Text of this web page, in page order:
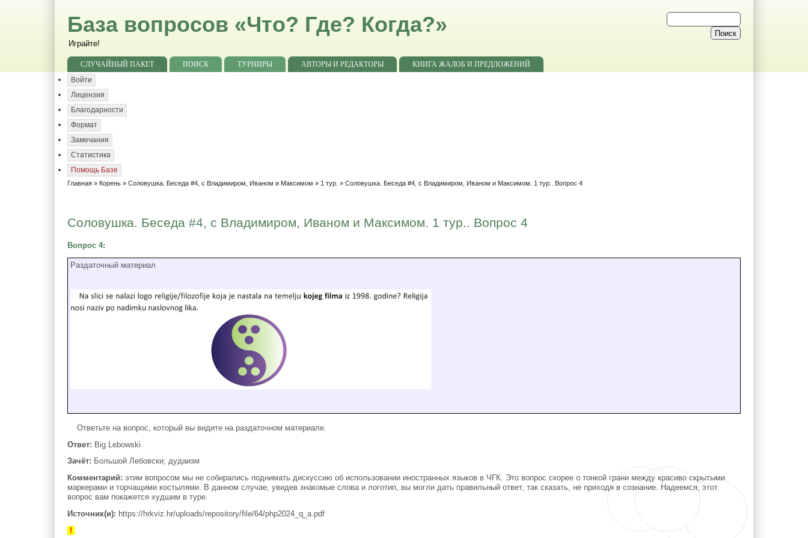
База вопросов «Что? Где? Когда?»
Играйте!
СЛУЧАЙНЫЙ ПАКЕТ ПОИСК ТУРНИРЫ АВТОРЫ И РЕДАКТОРЫ
КНИГА ЖАЛОБ И ПРЕДЛОЖЕНИЙ
Войти
Лицензия
Благодарности
Формат
Замечания
Статистика
Помощь Базе
Главная » Корень »Соловушка. Беседа #4, с Владимиром, Иваном и Максимом » 1 тур. » Соловушка. Беседа #4, с Владимиром, Иваном и Максимом. 1 тур.. Вопрос 4
Соловушка. Беседа #4, с Владимиром, Иваном и Максимом. 1 тур.. Вопрос 4
Вопрос 4:
Раздаточный материал
Ответьте на вопрос, который вы видите на раздаточном материале.
Ответ: Big Lebowski
Зачёт: Большой Лебовски; дудаизм
Комментарий: этим вопросом мы не собирались поднимать дискуссию об использовании иностранных языков в ЧГК. Это вопрос скорее о тонкой грани между красиво скрытыми
маркерами и торчащими костылями. В данном случае, увидев знакомые слова и логотип, вы могли дать правильный ответ, так сказать, не приходя в сознание. Надеемся, этот
вопрос вам покажется худшим в туре.
Источник(и): https://hrkviz.hr/uploads/repository/file/64/php2024_q_a.pdf
!